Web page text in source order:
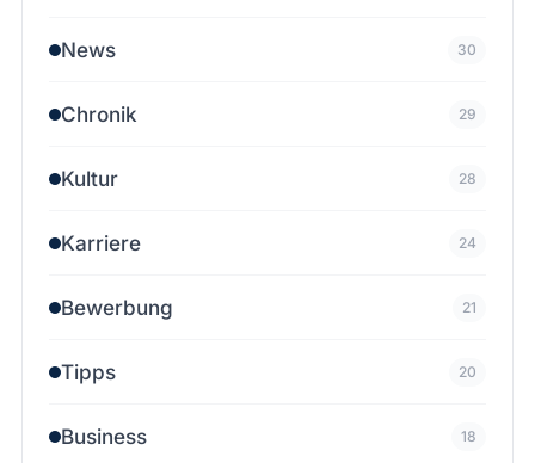
News 30
Chronik 29
Kultur 28
Karriere 24
Bewerbung 21
Tipps 20
Business 18